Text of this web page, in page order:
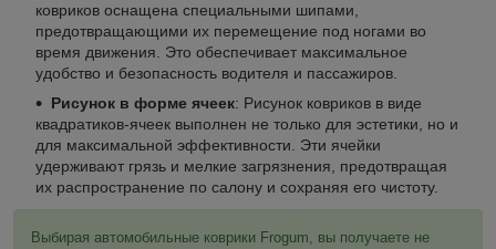
ковриков оснащена специальными шипами,
предотвращающими их перемещение под ногами во
время движения. Это обеспечивает максимальное
удобство и безопасность водителя и пассажиров.
Рисунок в форме ячеек: Рисунок ковриков в виде
квадратиков-ячеек выполнен не только для эстетики, но и
для максимальной эффективности. Эти ячейки
удерживают грязь и мелкие загрязнения, предотвращая
их распространение по салону и сохраняя его чистоту.
Выбирая автомобильные коврики Frogum, вы получаете не